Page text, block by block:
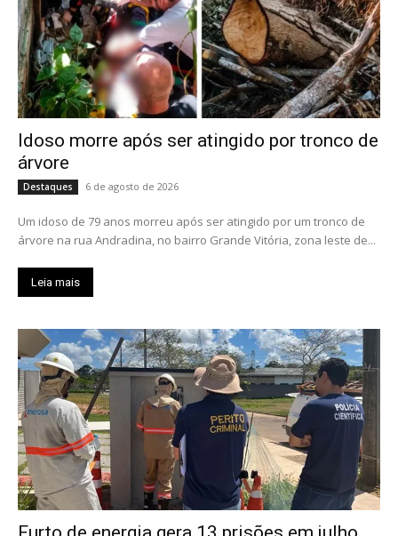
Idoso morre após ser atingido por tronco de
árvore
Destaques 6 de agosto de 2026
Um idoso de 79 anos morreu após ser atingido por um tronco de
árvore na rua Andradina, no bairro Grande Vitória, zona leste de...
Leia mais